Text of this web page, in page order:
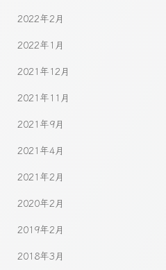
2022年2月
2022年1月
2021年12月
2021年11月
2021年9月
2021年4月
2021年2月
2020年2月
2019年2月
2018年3月